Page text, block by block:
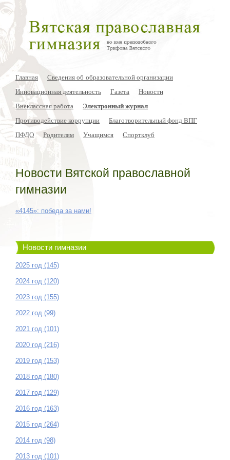
Главная
Сведения об образовательной организации
Инновационная деятельность
Газета
Новости
Внеклассная работа
Электронный журнал
Противодействие коррупции
Благотворительный фонд ВПГ
ПФДО
Родителям Учащимся Спортклуб
Новости Вятской православной
гимназии
«4145»: победа за нами!
Новости гимназии
2025 год (145)
2024 год (120)
2023 год (155)
2022 год (99)
2021 год (101)
2020 год (216)
2019 год (153)
2018 год (180)
2017 год (129)
2016 год (163)
2015 год (264)
2014 год (98)
2013 год (101)